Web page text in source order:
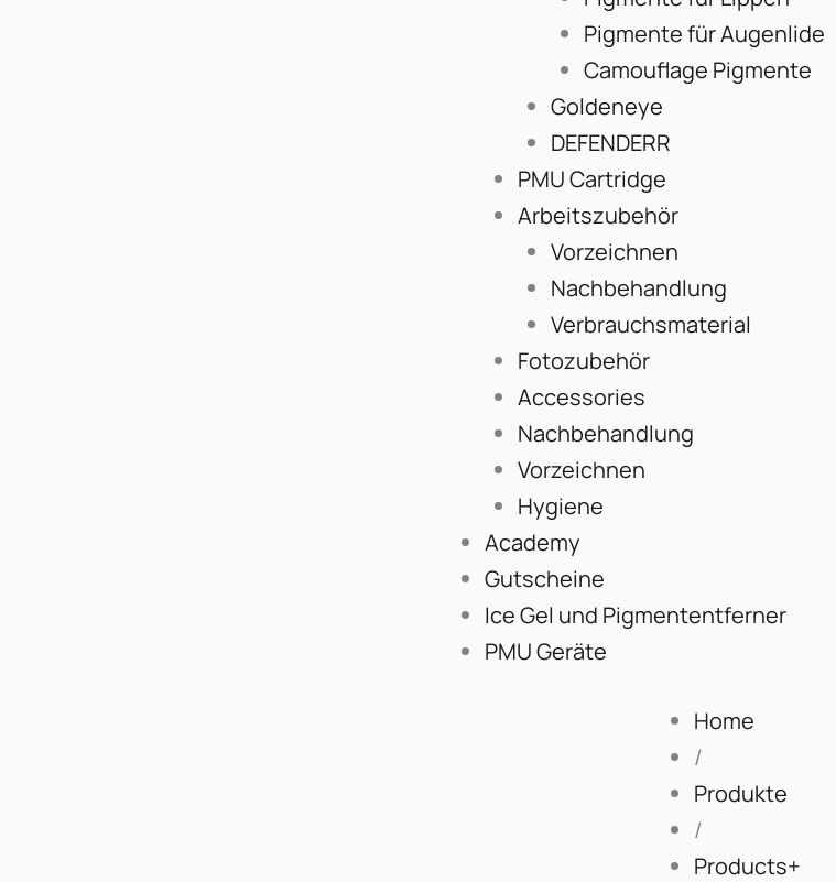
Pigmente für Augenlide
Camouflage Pigmente
Goldeneye
DEFENDERR
PMU Cartridge
Arbeitszubehör
Vorzeichnen
Nachbehandlung
Verbrauchsmaterial
Fotozubehör
Accessories
Nachbehandlung
Vorzeichnen
Hygiene
Academy
Gutscheine
Ice Gel und Pigmententferner
PMU Geräte
Home
/
Produkte
/
Products+